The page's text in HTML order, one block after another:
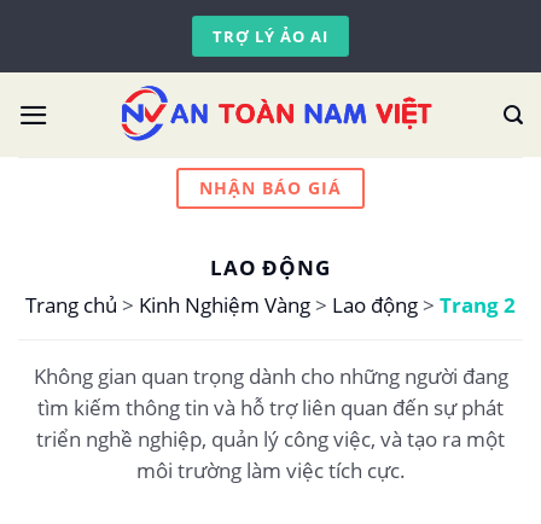
content
TRỢ LÝ ẢO AI
NHẬN BÁO GIÁ
LAO ĐỘNG
Trang chủ > Kinh Nghiệm Vàng> Lao động> Trang 2
Không gian quan trọng dành cho những người đang
tìm kiếm thông tin và hỗ trợ liên quan đến sự phát
triển nghề nghiệp, quản lý công việc, và tạo ra một
môi trường làm việc tích cực.